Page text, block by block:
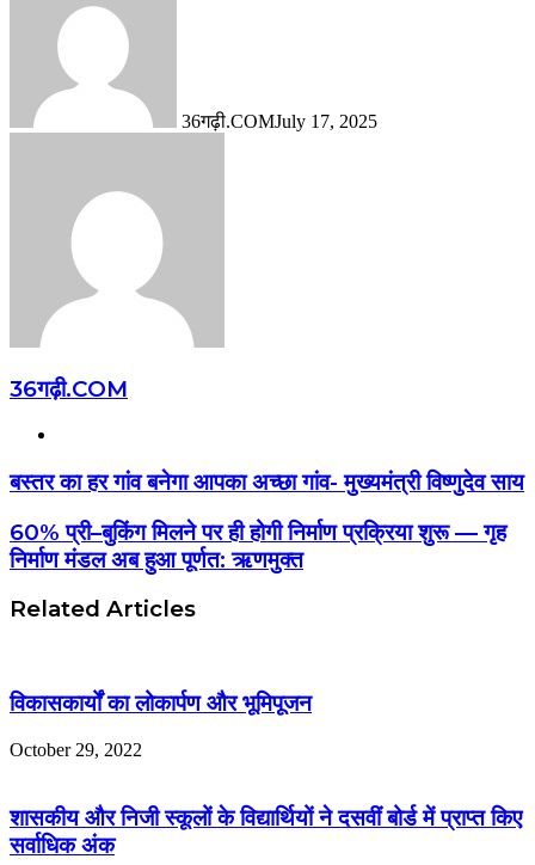
36गढ़ी.COMJuly 17, 2025
36गढ़ी.COM
बस्तर का हर गांव बनेगा आपका अच्छा गांव- मुख्यमंत्री विष्णुदेव साय
60% प्री–बुकिंग मिलने पर ही होगी निर्माण प्रक्रिया शुरू — गृह
निर्माण मंडल अब हुआ पूर्णत: ऋणमुक्त
Related Articles
विकासकार्यों का लोकार्पण और भूमिपूजन
October 29, 2022
शासकीय और निजी स्कूलों के विद्यार्थियों ने दसवीं बोर्ड में प्राप्त किए
सर्वाधिक अंक